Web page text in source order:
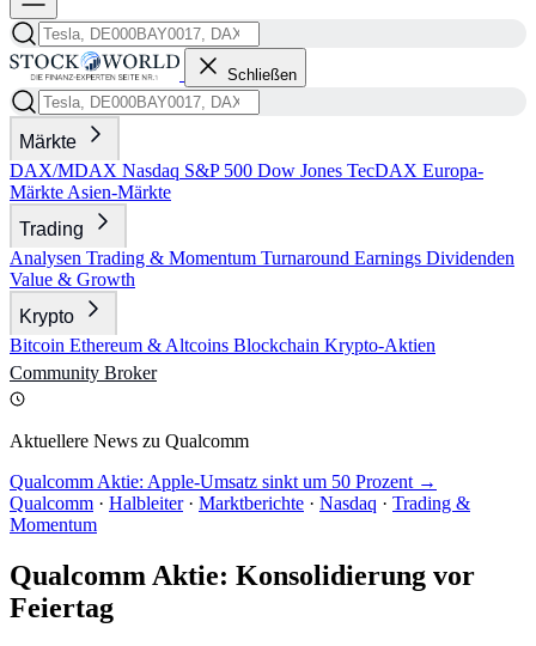
Schließen
Märkte
DAX/MDAX Nasdaq S&P 500 Dow Jones TecDAX Europa-
Märkte Asien-Märkte
Trading
Analysen Trading & Momentum Turnaround Earnings Dividenden
Value & Growth
Krypto
Bitcoin Ethereum & Altcoins Blockchain Krypto-Aktien
Community Broker
Aktuellere News zu Qualcomm
Qualcomm Aktie: Apple-Umsatz sinkt um 50 Prozent →
Qualcomm · Halbleiter · Marktberichte · Nasdaq · Trading &
Momentum
Qualcomm Aktie: Konsolidierung vor
Feiertag